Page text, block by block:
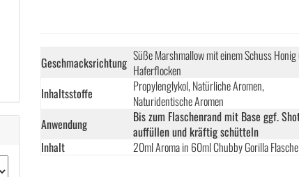
Geschmacksrichtung Süße Marshmallow mit einem Schuss
Haferflocken
Inhaltsstoffe
Propylenglykol, Natürliche Aromen,
Naturidentische Aromen
Anwendung
Bis zum Flaschenrand mit Base ggf.
auffüllen und kräftig schütteln
Inhalt
20ml Aroma in 60ml Chubby Gorilla Flasche